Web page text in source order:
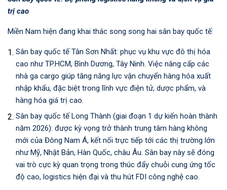
trị cao
Miền Nam hiện đang khai thác song song hai sân bay quốc tế:
Sân bay quốc tế Tân Sơn Nhất: phục vụ khu vực đô thị hóa
cao như TP.HCM, Bình Dương, Tây Ninh. Việc nâng cấp các
nhà ga cargo giúp tăng năng lực vận chuyển hàng hóa xuất
nhập khẩu, đặc biệt trong lĩnh vực điện tử, dược phẩm, và
hàng hóa giá trị cao.
Sân bay quốc tế Long Thành (giai đoạn 1 dự kiến hoàn thành
năm 2026): được kỳ vọng trở thành trung tâm hàng không
mới của Đông Nam Á, kết nối trực tiếp tới các thị trường lớn
như Mỹ, Nhật Bản, Hàn Quốc, châu Âu. Sân bay này sẽ đóng
vai trò cực kỳ quan trọng trong thúc đẩy chuỗi cung ứng tốc
độ cao, logistics hiện đại và thu hút FDI công nghệ cao.